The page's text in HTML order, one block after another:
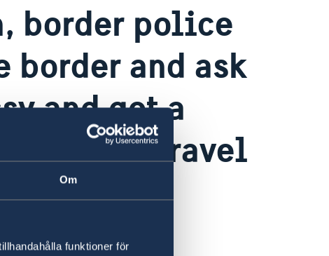
Om
funktioner för
border police
border and ask
and get a
that my travel
such a